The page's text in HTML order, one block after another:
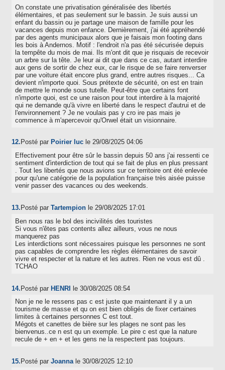
On constate une privatisation généralisée des libertés
élémentaires, et pas seulement sur le bassin. Je suis aussi un
enfant du bassin ou je partage une maison de famille pour les
vacances depuis mon enfance. Dernièrement, j'ai été appréhendé
par des agents municipaux alors que je faisais mon footing dans
les bois à Andernos. Motif : l'endroit n'a pas été sécurisée depuis
la tempête du mois de mai. Ils m'ont dit que je risquais de recevoir
un arbre sur la tête. Je leur ai dit que dans ce cas, autant interdire
aux gens de sortir de chez eux, car le risque de se faire renverser
par une voiture était encore plus grand, entre autres risques... Ca
devient n'importe quoi. Sous prétexte de sécurité, on est en train
de mettre le monde sous tutelle. Peut-être que certains font
n'importe quoi, est ce une raison pour tout interdire à la majorité
qui ne demande qu'à vivre en liberté dans le respect d'autrui et de
l'environnement ? Je ne voulais pas y cro ire pas mais je
commence à m'apercevoir qu'Orwel était un visionnaire.
12. Posté par Poirier luc le 29/08/2025 04:06
Effectivement pour être sûr le bassin depuis 50 ans j'ai ressenti ce
sentiment d'interdiction de tout qui se fait de plus en plus pressant
. Tout les libertés que nous avions sur ce territoire ont été enlevée
pour qu'une catégorie de la population française très aisée puisse
venir passer des vacances ou des weekends.
13. Posté par Tartempion le 29/08/2025 17:01
Ben nous ras le bol des incivilités des touristes
Si vous n'êtes pas contents allez ailleurs, vous ne nous
manquerez pas
Les interdictions sont nécessaires puisque les personnes ne sont
pas capables de comprendre les règles élémentaires de savoir
vivre et respecter et la nature et les autres. Rien ne vous est dû .
TCHAO
14.Posté par HENRI le 30/08/2025 08:54
Non je ne le ressens pas c est juste que maintenant il y a un
tourisme de masse et qu on est bien obligés de fixer certaines
limites à certaines personnes C est tout.
Mégots et canettes de bière sur les plages ne sont pas les
bienvenus..ce n est qu un exemple. Le pire c est que la nature
recule de + en + et les gens ne la respectent pas toujours.
15. Posté par Joanna le 30/08/2025 12:10